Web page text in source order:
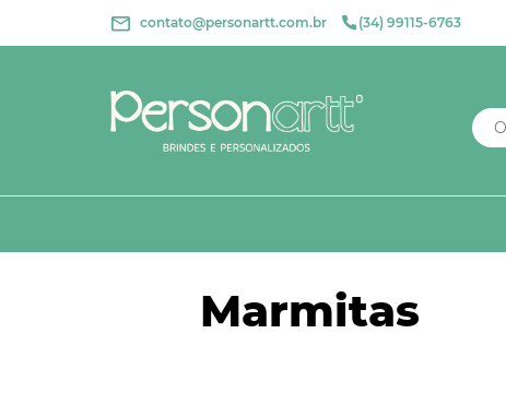
contato@personartt.com.br (34) 99115-6763
Marmitas